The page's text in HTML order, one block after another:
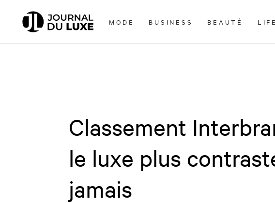
directement
MODE BUSINESS BEAUTÉ
Classement
le luxe plus
jamais